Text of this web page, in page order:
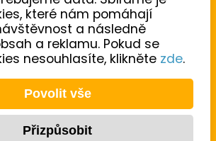
+420 554 254 710
jrstakr@jrstakr.cz
fakturace@jrstakr.cz
@jr_stakr
které nám pomáhají
a následně
a reklamu. Pokud se
nesouhlasíte, klikněte zde.
Povolit vše
Přizpůsobit